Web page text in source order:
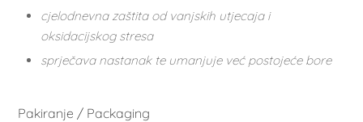
cjelodnevna zaštita od vanjskih utjecaja i
oksidacijskog stresa
sprječava nastanak te umanjuje već postojeće bore
Pakiranje / Packaging